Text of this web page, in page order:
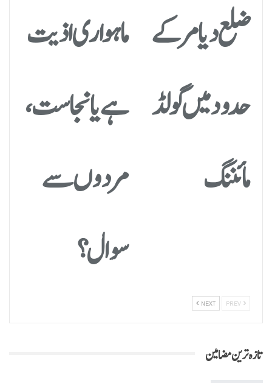
ضلع دیامر کے
حدود میں گولڈ
مائننگ
ماہواری اذیت
ہے یا نجاست،
مردوں سے
سوال؟
NEXT
تازہ ترین مضامین